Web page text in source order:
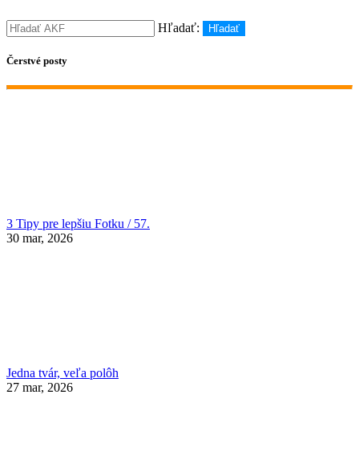
Hľadať: Hľadať
Čerstvé posty
3 Tipy pre lepšiu Fotku / 57.
30 mar, 2026
Jedna tvár, veľa polôh
27 mar, 2026